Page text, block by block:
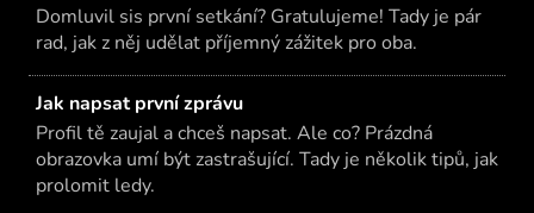
Domluvil sis první setkání? Gratulujeme! Tady je pár
rad, jak z něj udělat příjemný zážitek pro oba.
Jak napsat první zprávu
Profil tě zaujal a chceš napsat. Ale co? Prázdná
obrazovka umí být zastrašující. Tady je několik tipů, jak
prolomit ledy.